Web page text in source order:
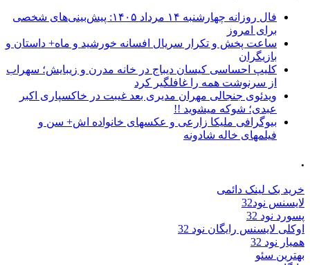
فال روزانه چهارشنبه ۱۴ مرداد ۱۴۰۵: پیش‌بینی‌های شخصی
برای امروز
ساعت پخش و تکرار سریال افسانه خورشید و ماه+ داستان و
بازیگران
کلیپ احساسی کیسان دیباج در خانه مدرن و زیبایش؛ سهراب
از سرنوشت همه را غافلگیر کرد
ویدئوی جنجالی مهران مدیری بعد غیبت در خاکسپاری اکبر
عبدی؛ شوکه میشوید !!
بیوگرافی ملیکا زارعی و عکسهای خانواده اش+ سن و
فیلمهای خاله شادونه
.
خرید بک لینک دائمی
لایسنس نود32
پسورد نود 32
اوکلی لایسنس رایگان نود 32
همیار نود 32
بهترین سئو